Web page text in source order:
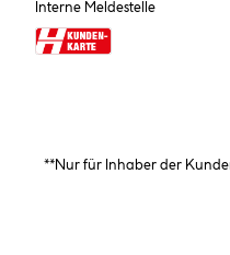
Interne Meldestelle
**Nur für Inhaber der